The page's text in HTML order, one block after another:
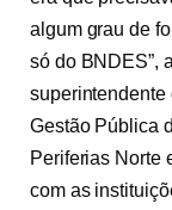
algum grau de
só do BNDES”,
Gestão Pública
Periferias Norte
com as